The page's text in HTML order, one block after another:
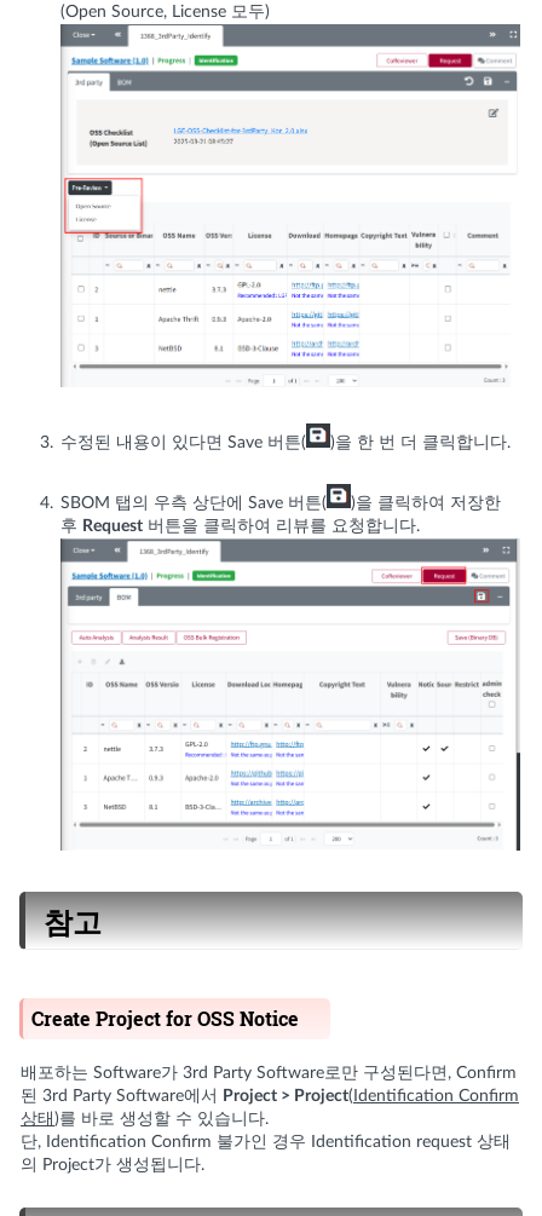
(Open Source, License 모두)
수정된 내용이 있다면 Save 버튼( )을 한 번 더 클릭합니다.
SBOM 탭의 우측 상단에 Save 버튼(
)을 클릭하여 저장한
후 Request 버튼을 클릭하여 리뷰를 요청합니다.
참고
Create Project for OSS Notice
배포하는 Software가 3rd Party Software로만 구성된다면, Confirm
된 3rd Party Software에서
Project > Project( Identification Confirm
상태 )를 바로 생성할 수 있습니다.
단, Identification Confirm 불가인 경우 Identification request 상태
의 Project가 생성됩니다.